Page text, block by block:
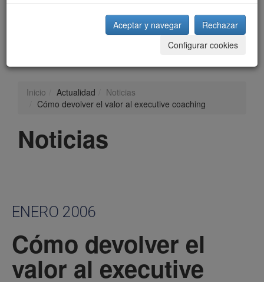
Inicio Actualidad
Noticias
Cómo devolver el valor al executive coaching
Noticias
ENERO 2006
Cómo devolver el
valor al executive
Aceptar y navegar
Rechazar
Configurar cookies